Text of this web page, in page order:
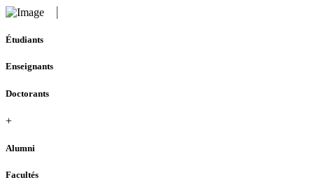
Étudiants
Enseignants
Doctorants
+
Alumni
Facultés